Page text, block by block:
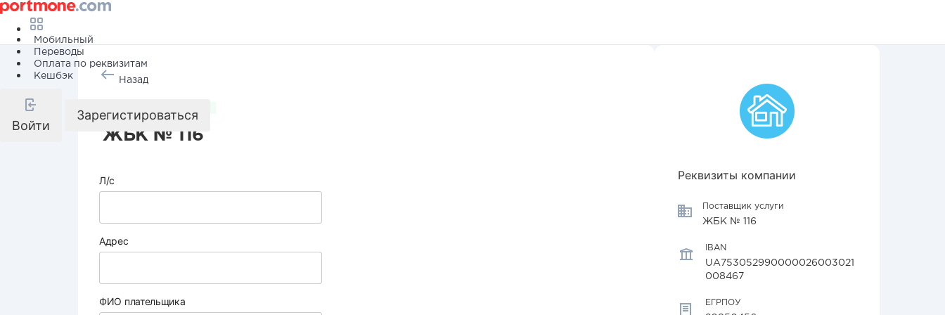
Мобильный
Переводы
Оплата по реквизитам
Кешбэк
Войти
Зарегистироваться
Назад
ЖБК № 116
Л/с
Адрес
ФИО плательщика
Реквизиты компании
Поставщик услуги
ЖБК № 116
IBAN
UA753052990000026003021
008467
ЕГРПОУ